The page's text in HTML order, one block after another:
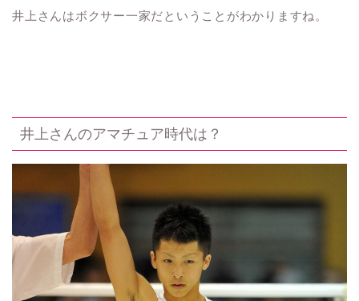
井上さんはボクサー一家だということがわかりますね。
井上さんのアマチュア時代は？